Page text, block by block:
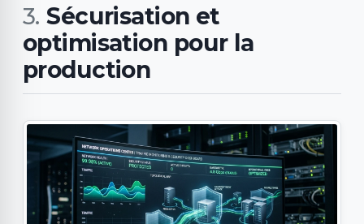
Sécurisation et
optimisation pour la
production